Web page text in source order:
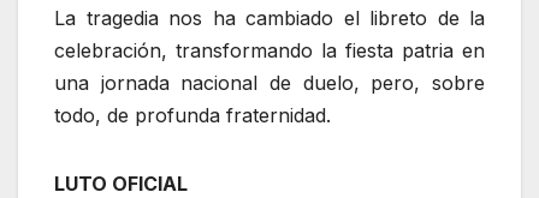
La tragedia nos ha cambiado el libreto de la
celebración, transformando la fiesta patria en
una jornada nacional de duelo, pero, sobre
todo, de profunda fraternidad.
LUTO OFICIAL